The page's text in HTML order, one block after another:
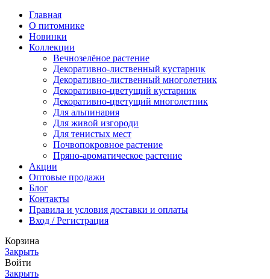
Главная
О питомнике
Новинки
Коллекции
Вечнозелёное растение
Декоративно-лиственный кустарник
Декоративно-лиственный многолетник
Декоративно-цветущий кустарник
Декоративно-цветущий многолетник
Для альпинария
Для живой изгороди
Для тенистых мест
Почвопокровное растение
Пряно-ароматическое растение
Акции
Оптовые продажи
Блог
Контакты
Правила и условия доставки и оплаты
Вход / Регистрация
Корзина
Закрыть
Войти
Закрыть